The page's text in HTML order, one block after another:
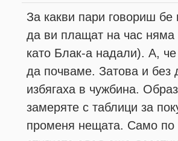
За какви пари говориш бе
да ви плащат на час
като Блак-а надали). А,
да почваме. Затова и без
избягаха в чужбина.
замеряте с таблици за
променя нещата. Само по